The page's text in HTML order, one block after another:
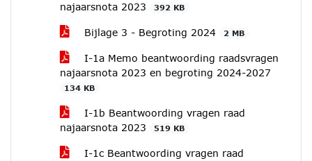
najaarsnota 2023
392 KB
Bijlage 3 - Begroting 2024 2 MB
I-1a Memo beantwoording raadsvragen
najaarsnota 2023 en begroting 2024-2027
134 KB
I-1b Beantwoording vragen raad
najaarsnota 2023
519 KB
I-1c Beantwoording vragen raad